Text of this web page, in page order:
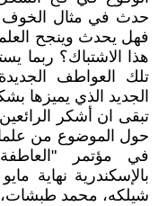
حدث في مثال الخوف
فهل يحدث وينجح
هذا الاشتباك؟ ربما
تلك العواطف
الجديد الذي يميزها
تبقى ان أشكر
حول الموضوع من علماء
في مؤتمر
بالإسكندرية نهاية
شيلكه، محمد طبشات،